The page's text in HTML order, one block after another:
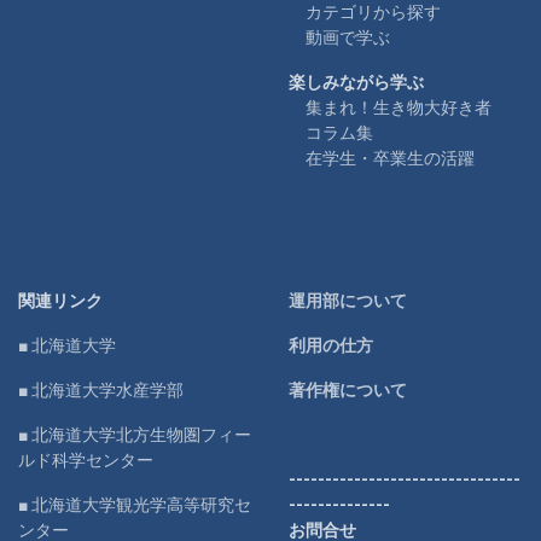
カテゴリから探す
動画で学ぶ
楽しみながら学ぶ
集まれ！生き物大好き者
コラム集
在学生・卒業生の活躍
関連リンク
■ 北海道大学
■ 北海道大学水産学部
■ 北海道大学北方生物圏フィー
ルド科学センター
■ 北海道大学観光学高等研究セ
ンター
運用部について
利用の仕方
著作権について
--------------------------------
--------------
お問合せ